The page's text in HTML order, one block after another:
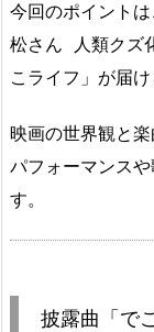
今回のポイント
松さん 人類ク
こライフ」が届け
映画の世界観と
パフォーマンス
す。
披露曲「で